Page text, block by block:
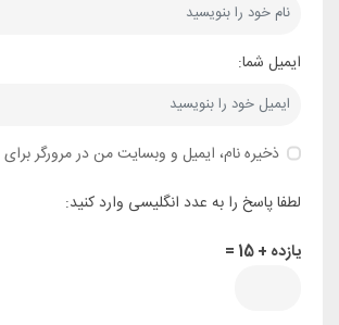
ایمیل شما:
ذخیره نام، ایمیل و وبسایت من در مرورگر
لطفا پاسخ را به عدد انگلیسی وارد کنید:
یازده + 15 =